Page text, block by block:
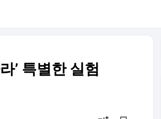
’ 특별한 실험